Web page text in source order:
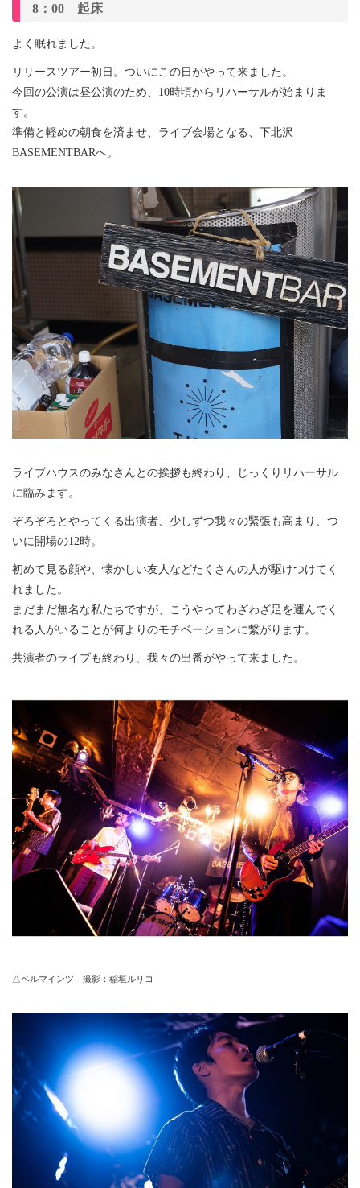
8：00 起床
よく眠れました。
リリースツアー初日。ついにこの日がやって来ました。
今回の公演は昼公演のため、10時頃からリハーサルが始まりま
す。
準備と軽めの朝食を済ませ、ライブ会場となる、下北沢
BASEMENTBARへ。
ライブハウスのみなさんとの挨拶も終わり、じっくりリハーサル
に臨みます。
ぞろぞろとやってくる出演者、少しずつ我々の緊張も高まり、つ
いに開場の12時。
初めて見る顔や、懐かしい友人などたくさんの人が駆けつけてく
れました。
まだまだ無名な私たちですが、こうやってわざわざ足を運んでく
れる人がいることが何よりのモチベーションに繋がります。
共演者のライブも終わり、我々の出番がやって来ました。
△ベルマインツ 撮影：稲垣ルリコ